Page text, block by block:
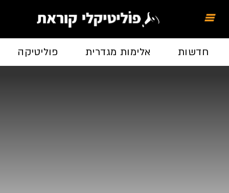
חדשות אלימות מגדרית פוליטיקה